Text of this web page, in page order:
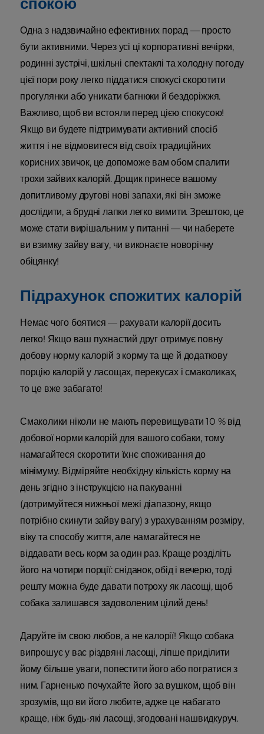
Одна з надзвичайно ефективних порад — просто
бути активними. Через усі ці корпоративні вечірки,
родинні зустрічі, шкільні спектаклі та холодну погоду
цієї пори року легко піддатися спокусі скоротити
прогулянки або уникати багнюки й бездоріжжя.
Важливо, щоб ви встояли перед цією спокусою!
Якщо ви будете підтримувати активний спосіб
життя і не відмовитеся від своїх традиційних
корисних звичок, це допоможе вам обом спалити
трохи зайвих калорій. Дощик принесе вашому
допитливому другові нові запахи, які він зможе
дослідити, а брудні лапки легко вимити. Зрештою, це
може стати вирішальним у питанні — чи наберете
ви взимку зайву вагу, чи виконаєте новорічну
обіцянку!
Підрахунок спожитих калорій
Немає чого боятися — рахувати калорії досить
легко! Якщо ваш пухнастий друг отримує повну
добову норму калорій з корму та ще й додаткову
порцію калорій у ласощах, перекусах і смаколиках,
то це вже забагато!
Смаколики ніколи не мають перевищувати 10 % від
добової норми калорій для вашого собаки, тому
намагайтеся скоротити їхнє споживання до
мінімуму. Відміряйте необхідну кількість корму на
день згідно з інструкцією на пакуванні
(дотримуйтеся нижньої межі діапазону, якщо
потрібно скинути зайву вагу) з урахуванням розміру,
віку та способу життя, але намагайтеся не
віддавати весь корм за один раз. Краще розділіть
його на чотири порції: сніданок, обід і вечерю, тоді
решту можна буде давати потроху як ласощі, щоб
собака залишався задоволеним цілий день!
Даруйте їм свою любов, а не калорії! Якщо собака
випрошує у вас різдвяні ласощі, ліпше приділити
йому більше уваги, попестити його або погратися з
ним. Гарненько почухайте його за вушком, щоб він
зрозумів, що ви його любите, адже це набагато
краще, ніж будь-які ласощі, згодовані нашвидкуруч.